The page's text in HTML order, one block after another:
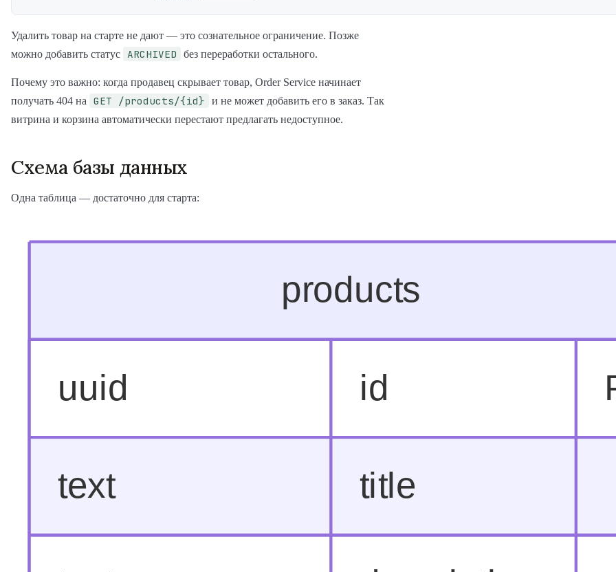
Удалить товар на старте не дают — это сознательное ограничение. Позже
можно добавить статус ARCHIVED без переработки остального.
Почему это важно: когда продавец скрывает товар, Order Service начинает
получать 404 на GET /products/{id}
и не может добавить его в заказ. Так
витрина и корзина автоматически перестают предлагать недоступное.
Схема базы данных
Одна таблица — достаточно для старта: